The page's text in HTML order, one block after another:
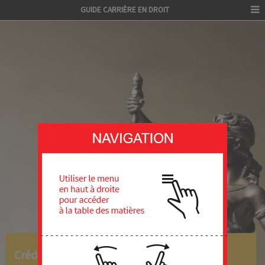
GUIDE CARRIÈRE EN DROIT
Crédits